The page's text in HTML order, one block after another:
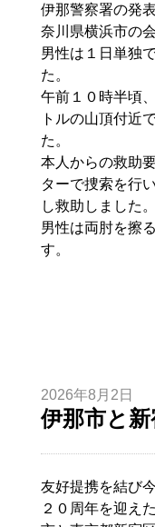
伊那警察署の発
奈川県横浜市の
男性は１日単独
た。
午前１０時半頃
トルの山頂付近
た。
本人からの救助
ターで捜索を行
し救助しました。
男性は両肘を擦
す。
2026年8月2日
伊那市と
友好提携を結び
２０周年を迎え